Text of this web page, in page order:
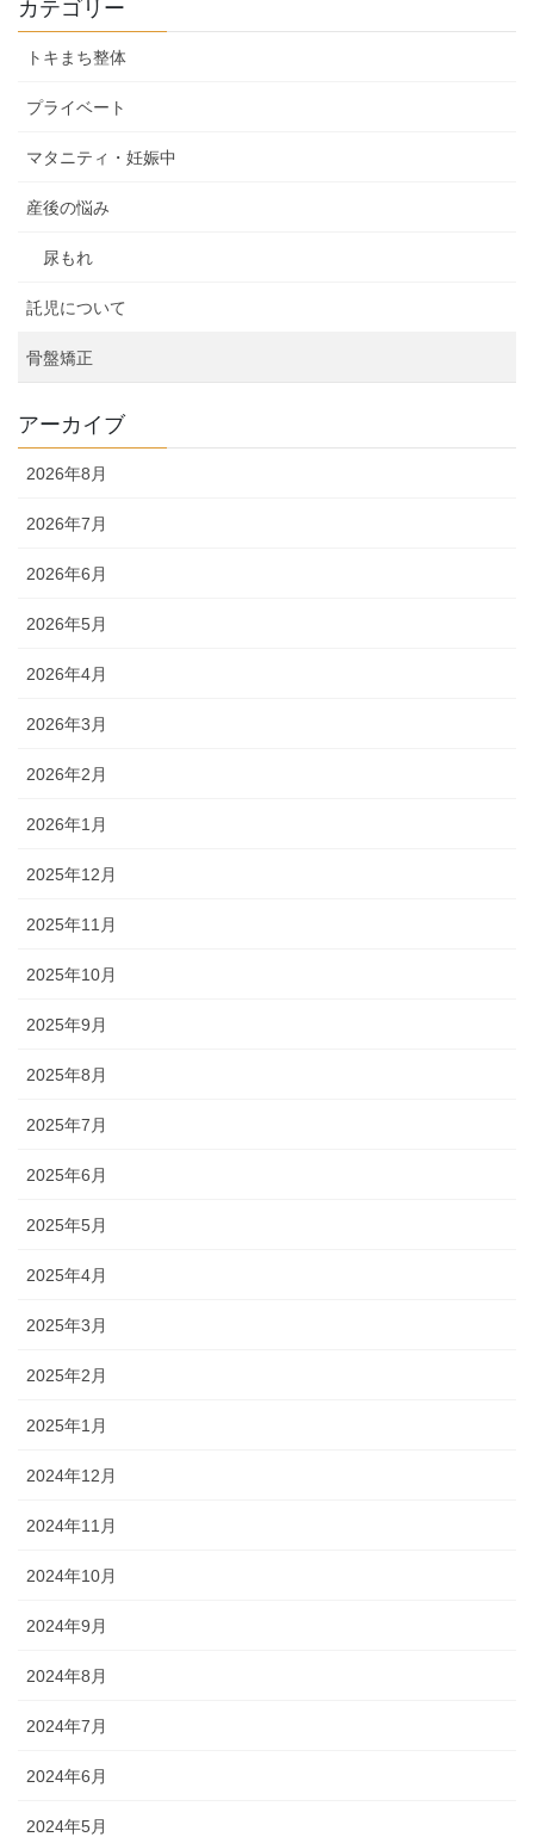
カテゴリー
トキまち整体
プライベート
マタニティ・妊娠中
産後の悩み
尿もれ
託児について
骨盤矯正
アーカイブ
2026年8月
2026年7月
2026年6月
2026年5月
2026年4月
2026年3月
2026年2月
2026年1月
2025年12月
2025年11月
2025年10月
2025年9月
2025年8月
2025年7月
2025年6月
2025年5月
2025年4月
2025年3月
2025年2月
2025年1月
2024年12月
2024年11月
2024年10月
2024年9月
2024年8月
2024年7月
2024年6月
2024年5月